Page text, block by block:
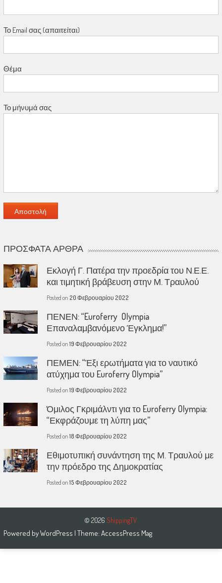
Το Email σας (απαιτείται)
Θέμα
Το μήνυμά σας
ΠΡΌΣΦΑΤΑ ΆΡΘΡΑ
Εκλογή Γ. Πατέρα την προεδρία του Ν.Ε.Ε.
και τιμητική βράβευση στην Μ. Τραυλού
Posted on 20 Φεβρουαρίου 2022
ΠΕΝΕΝ: “Euroferry Olympia
Επαναλαμβανόμενο Έγκλημα!”
Posted on 19 Φεβρουαρίου 2022
ΠΕΜΕΝ: “Έξι ερωτήματα για το ναυτικό
ατύχημα του Euroferry Olympia”
Posted on 19 Φεβρουαρίου 2022
Όμιλος Γκριμάλντι για το Euroferry Olympia:
“Εκφράζουμε τη λύπη μας”
Posted on 18 Φεβρουαρίου 2022
Εθιμοτυπική συνάντηση της Μ. Τραυλού με
την πρόεδρο της Δημοκρατίας
Posted on 15 Φεβρουαρίου 2022
© 2026 ShippingTV
Powered byWordPress | Theme: AccessPress Mag